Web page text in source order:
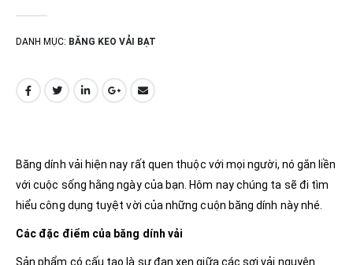
DANH MỤC: BĂNG KEO VẢI BẠT
Băng dính vải hiện nay rất quen thuộc với mọi người, nó gắn liền
với cuộc sống hằng ngày của bạn. Hôm nay chúng ta sẽ đi tìm
hiểu công dụng tuyệt vời của những cuộn băng dính này nhé.
Các đặc điểm của băng dính vải
Sản phẩm có cấu tạo là sự đan xen giữa các sợi vải nguyên